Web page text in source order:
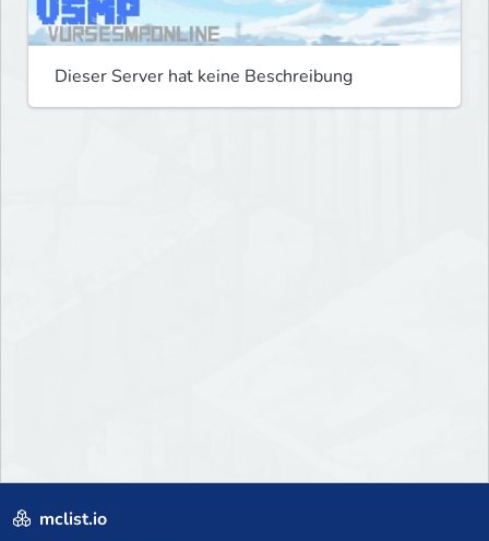
Dieser Server hat keine Beschreibung
mclist.io